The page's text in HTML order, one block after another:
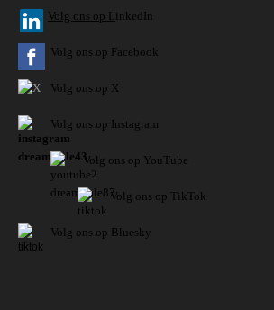
Volg ons op L inkedIn
Volg ons op Facebook
Volg ons op X
Volg ons op Instagram
Volg ons op YouTube
Volg ons op TikTok
Volg ons op Bluesky